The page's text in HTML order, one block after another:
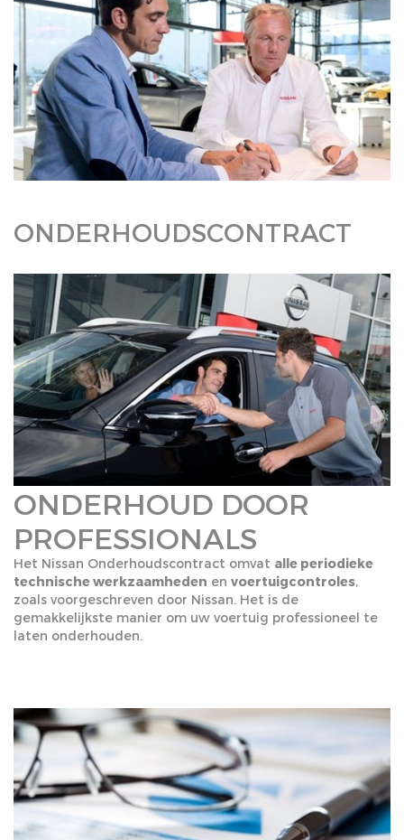
ONDERHOUDSCONTRACT
ONDERHOUD DOOR
PROFESSIONALS
Het Nissan Onderhoudscontract omvat alle periodieke
technische werkzaamheden en voertuigcontroles,
zoals voorgeschreven door Nissan. Het is de
gemakkelijkste manier om uw voertuig professioneel te
laten onderhouden.